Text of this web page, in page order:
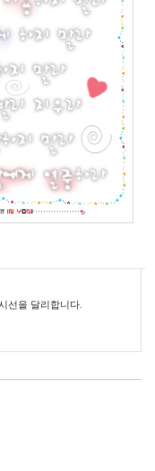
선을 달리합니다.